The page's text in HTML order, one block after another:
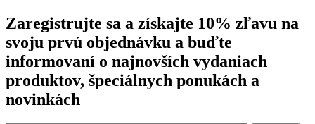
Zaregistrujte sa a získajte 10% zľavu na
svoju prvú objednávku a buďte
informovaní o najnovších vydaniach
produktov, špeciálnych ponukách a
novinkách